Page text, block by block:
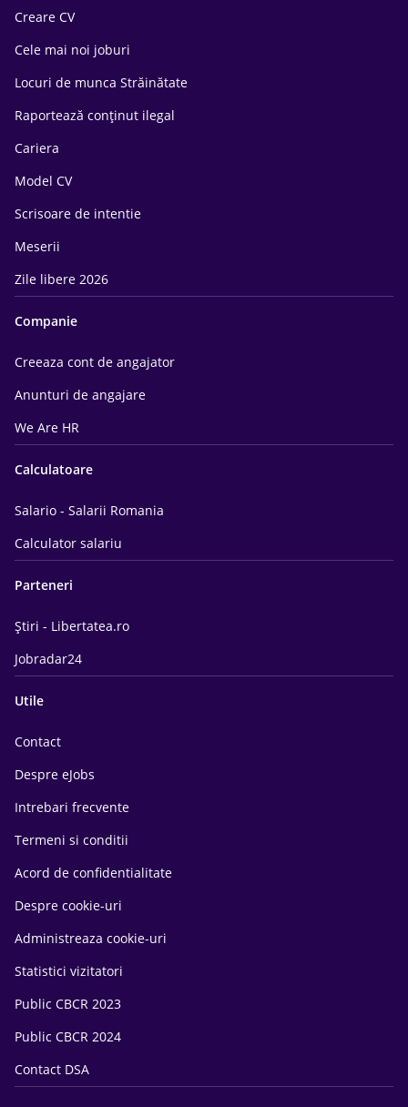
Creare CV
Cele mai noi joburi
Locuri de munca Străinătate
Raportează conținut ilegal
Cariera
Model CV
Scrisoare de intentie
Meserii
Zile libere 2026
Companie
Creeaza cont de angajator
Anunturi de angajare
We Are HR
Calculatoare
Salario - Salarii Romania
Calculator salariu
Parteneri
Știri - Libertatea.ro
Jobradar24
Utile
Contact
Despre eJobs
Intrebari frecvente
Termeni si conditii
Acord de confidentialitate
Despre cookie-uri
Administreaza cookie-uri
Statistici vizitatori
Public CBCR 2023
Public CBCR 2024
Contact DSA